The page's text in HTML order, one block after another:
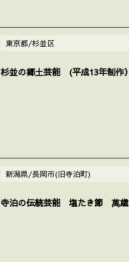
東京都/杉並区
杉並の郷土芸能 (平成13年制作）
新潟県/長岡市(旧寺泊町)
寺泊の伝統芸能 塩たき節 萬